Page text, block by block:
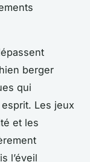
berger
qui
Les jeux
et les
l’éveil